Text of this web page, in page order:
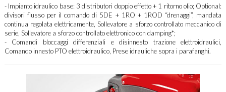
- Impianto idraulico base: 3 distributori doppio effetto + 1 ritorno olio; Optional:
divisori flusso per il comando di 5DE + 1RO + 1ROD “drenaggi”, mandata
continua regolata elettricamente, Sollevatore a sforzo controllato meccanico di
serie, Sollevatore a sforzo controllato elettronico con damping*;
- Comandi bloccaggi differenziali e disinnesto trazione elettroidraulici,
Comando innesto PTO elettroidraulico, Prese idrauliche sopra i parafanghi.